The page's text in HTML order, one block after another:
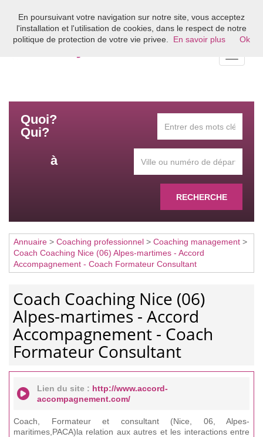
Bienvenue sur l'annuaire du coaching en France
Quoi?
Qui?
à
RECHERCHE
Annuaire > Coaching professionnel > Coaching management >
Coach Coaching Nice (06) Alpes-martimes - Accord
Accompagnement - Coach Formateur Consultant
Coach Coaching Nice (06)
Alpes-martimes - Accord
Accompagnement - Coach
Formateur Consultant
Lien du site : http://www.accord-
accompagnement.com/
Coach, Formateur et consultant (Nice, 06, Alpes-
maritimes,PACA)la relation aux autres et les interactions entre
En poursuivant votre navigation sur notre site, vous acceptez
l'installation et l'utilisation de cookies, dans le respect de notre
politique de protection de votre vie privee.
En savoir plus Ok